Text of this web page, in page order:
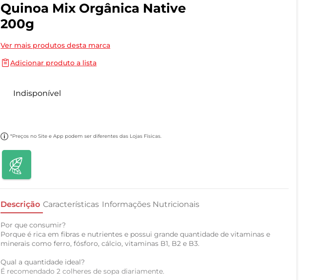
Quinoa Mix Orgânica Native
200g
Ver mais produtos desta marca
Adicionar produto a lista
Indisponível
*Preços no Site e App podem ser diferentes das Lojas Físicas.
Descrição Características Informações Nutricionais
Por que consumir?
Porque é rica em fibras e nutrientes e possui grande quantidade de vitaminas e
minerais como ferro, fósforo, cálcio, vitaminas B1, B2 e B3.
Qual a quantidade ideal?
É recomendado 2 colheres de sopa diariamente.